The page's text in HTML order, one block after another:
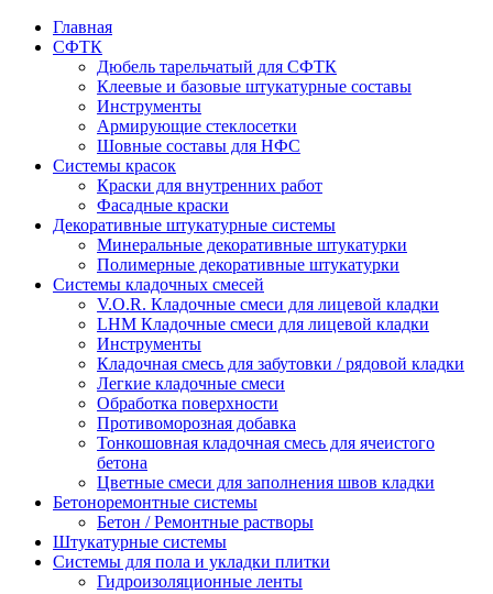
Главная
СФТК
Дюбель тарельчатый для СФТК
Клеевые и базовые штукатурные составы
Инструменты
Армирующие стеклосетки
Шовные составы для НФС
Cистемы красок
Краски для внутренних работ
Фасадные краски
Декоративные штукатурные системы
Минеральные декоративные штукатурки
Полимерные декоративные штукатурки
Системы кладочных смесей
V.O.R. Кладочные смеси для лицевой кладки
LHM Кладочные смеси для лицевой кладки
Инструменты
Кладочная смесь для забутовки / рядовой кладки
Легкие кладочные смеси
Обработка поверхности
Противоморозная добавка
Тонкошовная кладочная смесь для ячеистого
бетона
Цветные смеси для заполнения швов кладки
Бетоноремонтные системы
Бетон / Ремонтные растворы
Штукатурные системы
Cистемы для пола и укладки плитки
Гидроизоляционные ленты